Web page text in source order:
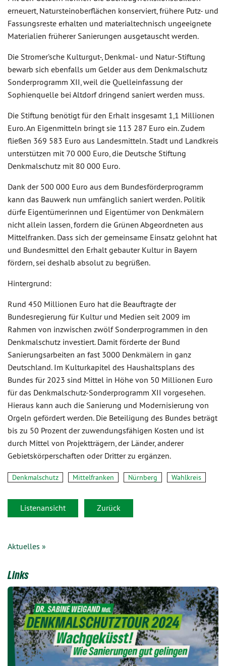
erneuert, Natursteinoberflächen konserviert, frühere Putz- und
Fassungsreste erhalten und materialtechnisch ungeeignete
Materialien früherer Sanierungen ausgetauscht werden.
Die Stromer’sche Kulturgut-, Denkmal- und Natur-Stiftung
bewarb sich ebenfalls um Gelder aus dem Denkmalschutz
Sonderprogramm XII, weil die Quelleinfassung der
Sophienquelle bei Altdorf dringend saniert werden muss.
Die Stiftung benötigt für den Erhalt insgesamt 1,1 Millionen
Euro. An Eigenmitteln bringt sie 113 287 Euro ein. Zudem
fließen 369 583 Euro aus Landesmitteln. Stadt und Landkreis
unterstützen mit 70 000 Euro, die Deutsche Stiftung
Denkmalschutz mit 80 000 Euro.
Dank der 500 000 Euro aus dem Bundesförderprogramm
kann das Bauwerk nun umfänglich saniert werden. Politik
dürfe Eigentümerinnen und Eigentümer von Denkmälern
nicht allein lassen, fordern die Grünen Abgeordneten aus
Mittelfranken. Dass sich der gemeinsame Einsatz gelohnt hat
und Bundesmittel den Erhalt gebauter Kultur in Bayern
fördern, sei deshalb absolut zu begrüßen.
Hintergrund:
Rund 450 Millionen Euro hat die Beauftragte der
Bundesregierung für Kultur und Medien seit 2009 im
Rahmen von inzwischen zwölf Sonderprogrammen in den
Denkmalschutz investiert. Damit förderte der Bund
Sanierungsarbeiten an fast 3000 Denkmälern in ganz
Deutschland. Im Kulturkapitel des Haushaltsplans des
Bundes für 2023 sind Mittel in Höhe von 50 Millionen Euro
für das Denkmalschutz-Sonderprogramm XII vorgesehen.
Hieraus kann auch die Sanierung und Modernisierung von
Orgeln gefördert werden. Die Beteiligung des Bundes beträgt
bis zu 50 Prozent der zuwendungsfähigen Kosten und ist
durch Mittel von Projektträgern, der Länder, anderer
Gebietskörperschaften oder Dritter zu ergänzen.
Denkmalschutz Mittelfranken Nürnberg Wahlkreis
Listenansicht Zurück
Aktuelles »
Links